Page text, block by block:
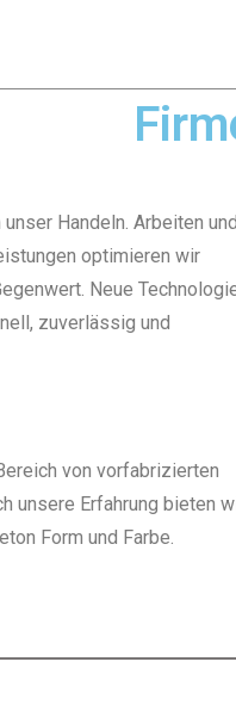
Handeln. Arbeiten und
optimieren wir
Neue
zuverlässig und
von vorfabrizierten
unsere Erfahrung bieten
Form und Farbe.